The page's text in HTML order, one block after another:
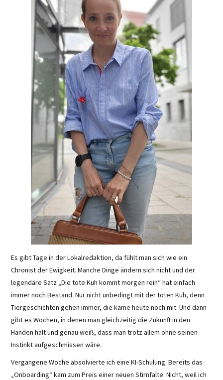
Es gibt Tage in der Lokalredaktion, da fühlt man sich wie ein
Chronist der Ewigkeit. Manche Dinge ändern sich nicht und der
legendäre Satz „Die tote Kuh kommt morgen rein“ hat einfach
immer noch Bestand. Nur nicht unbedingt mit der toten Kuh, denn
Tiergeschichten gehen immer, die käme heute noch mit. Und dann
gibt es Wochen, in denen man gleichzeitig die Zukunft in den
Händen hält und genau weiß, dass man trotz allem ohne seinen
Instinkt aufgeschmissen wäre.
Vergangene Woche absolvierte ich eine KI-Schulung. Bereits das
„Onboarding“ kam zum Preis einer neuen Stirnfalte. Nicht, weil ich